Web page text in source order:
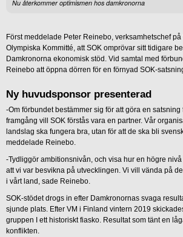
Nu återkommer optimismen hos damkronorna
Först meddelade Peter Reinebo, verksamhetschef på
Olympiska Kommitté, att SOK omprövar sitt tidigare
Damkronorna ekonomisk stöd. Vid samtal med
Reinebo att öppna dörren för en förnyad SOK-
Ny huvudsponsor presenterad
-Om förbundet bestämmer sig för att göra en satsning
framgång vill SOK förstås vara en partner. Vår
landslag ska fungera bra, utan för att de ska bli
meddelade Reinebo.
-Tydliggör ambitionsnivån, och visa hur en högre
att vi var besvikna på utvecklingen. Vi vill vända på
i vårt land, sade Reinebo.
SOK-stödet drogs in efter Damkronornas svaga
sjunde plats. Efter VM i Finland vintern 2019
gruppen I ett historiskt fiasko. Resultat som tänt en
konflikten.